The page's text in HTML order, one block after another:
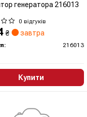
генератора 216013
0 відгуків
₴ завтра
216013
Купити